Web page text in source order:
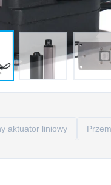
aktuator liniowy